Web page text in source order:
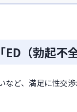
（勃起不
ど、満足に性交